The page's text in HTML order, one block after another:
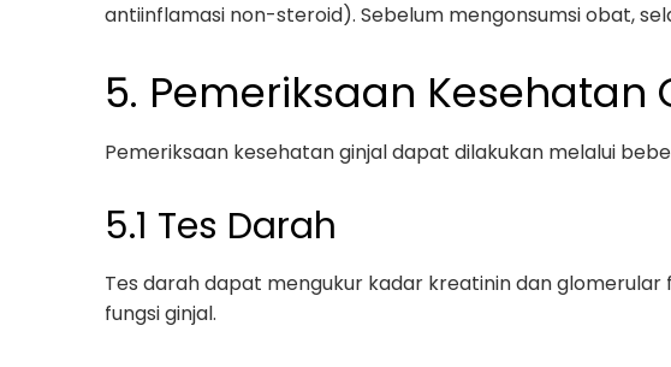
antiinflamasi non-steroid). Sebelum mengonsumsi obat,
5. Pemeriksaan Kesehatan
Pemeriksaan kesehatan ginjal dapat dilakukan melalui
5.1 Tes Darah
Tes darah dapat mengukur kadar kreatinin dan
fungsi ginjal.